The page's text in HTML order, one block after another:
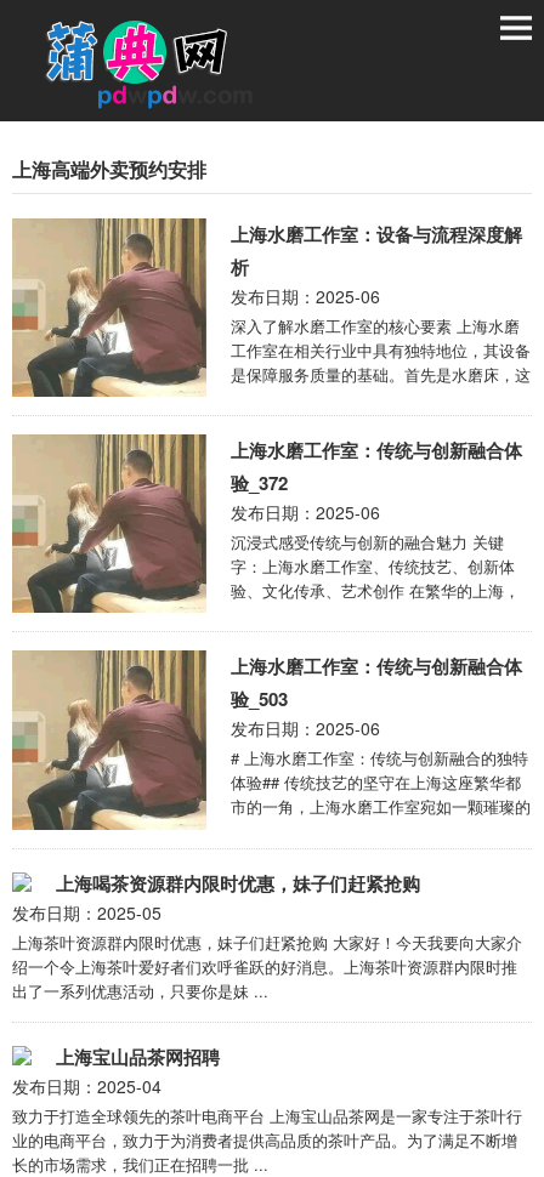
上海高端外卖预约安排
上海水磨工作室：设备与流程深度解
析
发布日期：2025-06
深入了解水磨工作室的核心要素 上海水磨
工作室在相关行业中具有独特地位，其设备
是保障服务质量的基础。首先是水磨床，这
备精准的 ...
上海水磨工作室：传统与创新融合体
验_372
发布日期：2025-06
沉浸式感受传统与创新的融合魅力 关键
字：上海水磨工作室、传统技艺、创新体
验、文化传承、艺术创作 在繁华的上海，
是传统与创新 ...
上海水磨工作室：传统与创新融合体
验_503
发布日期：2025-06
# 上海水磨工作室：传统与创新融合的独特
体验## 传统技艺的坚守在上海这座繁华都
市的一角，上海水磨工作室宛如一颗璀璨的
的匠 ...
上海喝茶资源群内限时优惠，妹子们赶紧抢购
发布日期：2025-05
上海茶叶资源群内限时优惠，妹子们赶紧抢购 大家好！今天我要向大家介
绍一个令上海茶叶爱好者们欢呼雀跃的好消息。上海茶叶资源群内限时推
出了一系列优惠活动，只要你是妹 ...
上海宝山品茶网招聘
发布日期：2025-04
致力于打造全球领先的茶叶电商平台 上海宝山品茶网是一家专注于茶叶行
业的电商平台，致力于为消费者提供高品质的茶叶产品。为了满足不断增
长的市场需求，我们正在招聘一批 ...